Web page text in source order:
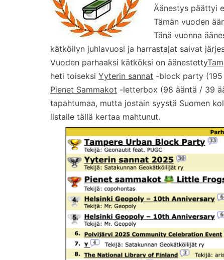
Äänestys päättyi
Tämän vuoden
Tänä vuonna
kätköilyn juhlavuosi ja harrastajat saivat
Vuoden parhaaksi kätköksi on äänestetty
heti toiseksi Yyterin sannat -block party (195
Pienet Sammakot -letterbox (98 ääntä / 39
tapahtumaa, mutta jostain syystä Suomen
listalle tällä kertaa mahtunut.